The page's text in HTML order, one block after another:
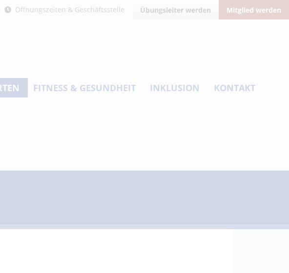
Öffnungszeiten & Geschäftsstelle Übungsleiter werden Mitglied werden
FITNESS & GESUNDHEIT INKLUSION KONTAKT